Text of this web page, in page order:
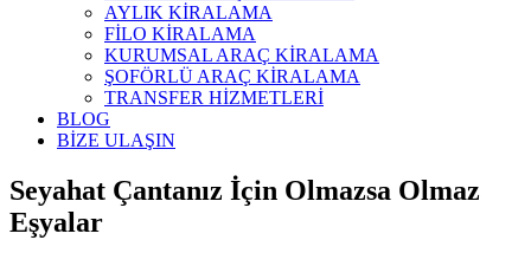
AYLIK KİRALAMA
FİLO KİRALAMA
KURUMSAL ARAÇ KİRALAMA
ŞOFÖRLÜ ARAÇ KİRALAMA
TRANSFER HİZMETLERİ
BLOG
BİZE ULAŞIN
Seyahat Çantanız İçin Olmazsa Olmaz
Eşyalar